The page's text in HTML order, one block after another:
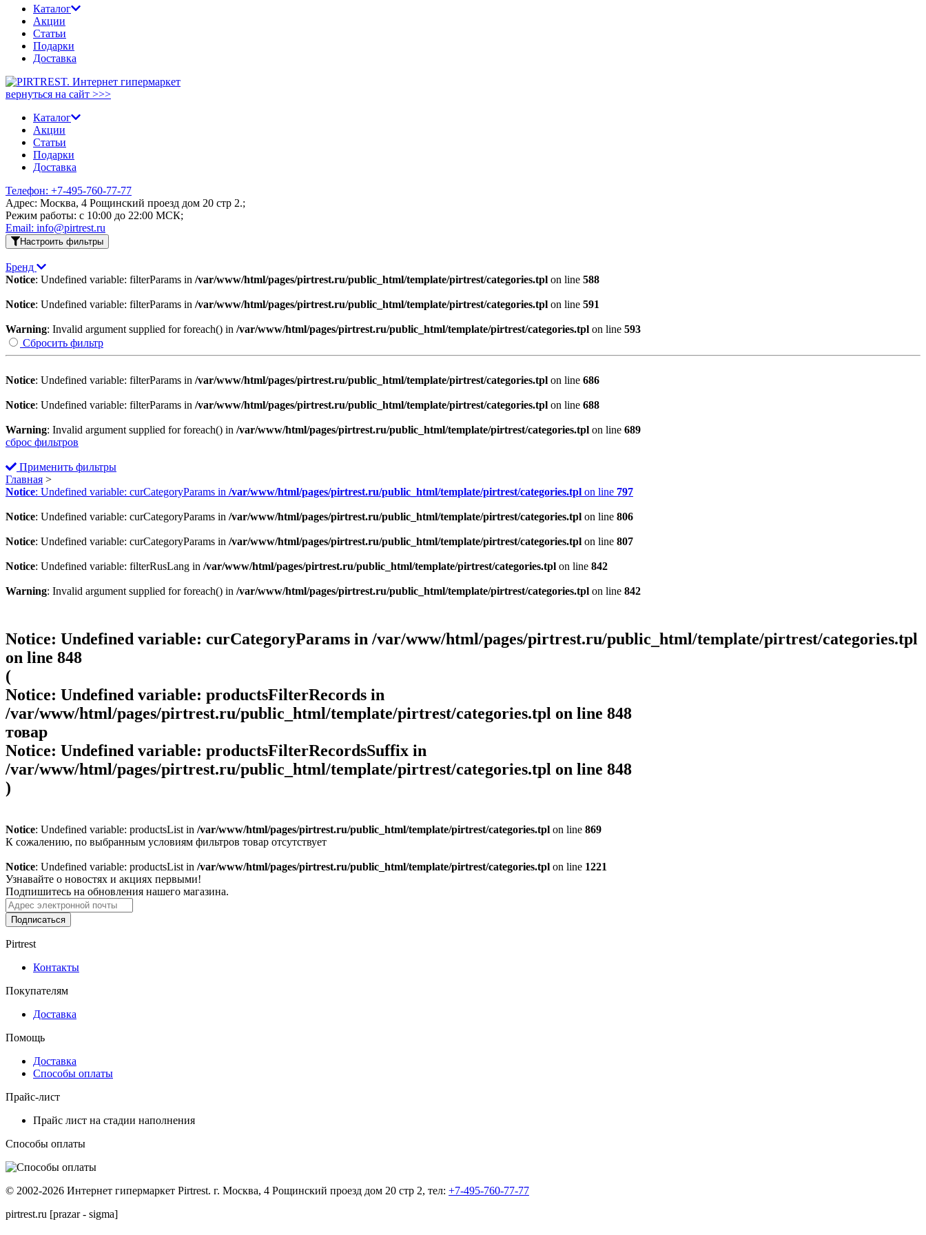
Каталог
Акции
Статьи
Подарки
Доставка
вернуться на сайт >>>
Каталог
Акции
Статьи
Подарки
Доставка
Телефон: +7-495-760-77-77
Адрес: Москва, 4 Рощинский проезд дом 20 стр 2.;
Режим работы: c 10:00 до 22:00 МСК;
Email: info@pirtrest.ru
Настроить фильтры
Бренд
Notice: Undefined variable: filterParams in /var/www/html/pages/pirtrest.ru/public_html/template/pirtrest/categories.tpl on line 588
Notice: Undefined variable: filterParams in /var/www/html/pages/pirtrest.ru/public_html/template/pirtrest/categories.tpl on line 591
Warning: Invalid argument supplied for foreach() in /var/www/html/pages/pirtrest.ru/public_html/template/pirtrest/categories.tpl on line 593
Сбросить фильтр
Notice: Undefined variable: filterParams in /var/www/html/pages/pirtrest.ru/public_html/template/pirtrest/categories.tpl on line 686
Notice: Undefined variable: filterParams in /var/www/html/pages/pirtrest.ru/public_html/template/pirtrest/categories.tpl on line 688
Warning: Invalid argument supplied for foreach() in /var/www/html/pages/pirtrest.ru/public_html/template/pirtrest/categories.tpl on line 689
сброс фильтров
Применить фильтры
Главная >
Notice: Undefined variable: curCategoryParams in /var/www/html/pages/pirtrest.ru/public_html/template/pirtrest/categories.tpl on line 797
Notice: Undefined variable: curCategoryParams in /var/www/html/pages/pirtrest.ru/public_html/template/pirtrest/categories.tpl on line 806
Notice: Undefined variable: curCategoryParams in /var/www/html/pages/pirtrest.ru/public_html/template/pirtrest/categories.tpl on line 807
Notice: Undefined variable: filterRusLang in /var/www/html/pages/pirtrest.ru/public_html/template/pirtrest/categories.tpl on line 842
Warning: Invalid argument supplied for foreach() in /var/www/html/pages/pirtrest.ru/public_html/template/pirtrest/categories.tpl on line 842
Notice: Undefined variable: curCategoryParams in /var/www/html/pages/pirtrest.ru/public_html/template/pirtrest/categories.tpl
on line 848
(
Notice: Undefined variable: productsFilterRecords in
/var/www/html/pages/pirtrest.ru/public_html/template/pirtrest/categories.tpl on line 848
товар
Notice: Undefined variable: productsFilterRecordsSuffix in
/var/www/html/pages/pirtrest.ru/public_html/template/pirtrest/categories.tpl on line 848
)
Notice: Undefined variable: productsList in /var/www/html/pages/pirtrest.ru/public_html/template/pirtrest/categories.tpl on line 869
К сожалению, по выбранным условиям фильтров товар отсутствует
Notice: Undefined variable: productsList in /var/www/html/pages/pirtrest.ru/public_html/template/pirtrest/categories.tpl on line 1221
Узнавайте о новостях и акциях первыми!
Подпишитесь на обновления нашего магазина.
Подписаться
Pirtrest
Контакты
Покупателям
Доставка
Помощь
Доставка
Способы оплаты
Прайс-лист
Прайс лист на стадии наполнения
Способы оплаты
© 2002-2026 Интернет гипермаркет Pirtrest. г. Москва, 4 Рощинский проезд дом 20 стр 2, тел: +7-495-760-77-77
pirtrest.ru [prazar - sigma]